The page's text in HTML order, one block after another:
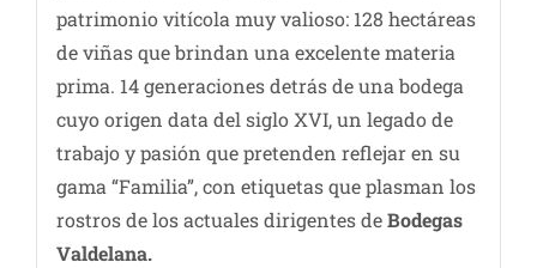
patrimonio vitícola muy valioso: 128 hectáreas
de viñas que brindan una excelente materia
prima. 14 generaciones detrás de una bodega
cuyo origen data del siglo XVI, un legado de
trabajo y pasión que pretenden reflejar en su
gama “Familia”, con etiquetas que plasman los
rostros de los actuales dirigentes deBodegas
Valdelana.